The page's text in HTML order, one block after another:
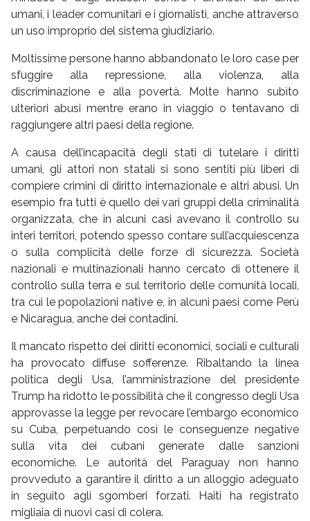
umani, i leader comunitari e i giornalisti, anche attraverso
un uso improprio del sistema giudiziario.
Moltissime persone hanno abbandonato le loro case per
sfuggire alla repressione, alla violenza, alla
discriminazione e alla povertà. Molte hanno subìto
ulteriori abusi mentre erano in viaggio o tentavano di
raggiungere altri paesi della regione.
A causa dell’incapacità degli stati di tutelare i diritti
umani, gli attori non statali si sono sentiti più liberi di
compiere crimini di diritto internazionale e altri abusi. Un
esempio fra tutti è quello dei vari gruppi della criminalità
organizzata, che in alcuni casi avevano il controllo su
interi territori, potendo spesso contare sull’acquiescenza
o sulla complicità delle forze di sicurezza. Società
nazionali e multinazionali hanno cercato di ottenere il
controllo sulla terra e sul territorio delle comunità locali,
tra cui le popolazioni native e, in alcuni paesi come Perù
e Nicaragua, anche dei contadini.
Il mancato rispetto dei diritti economici, sociali e culturali
ha provocato diffuse sofferenze. Ribaltando la linea
politica degli Usa, l’amministrazione del presidente
Trump ha ridotto le possibilità che il congresso degli Usa
approvasse la legge per revocare l’embargo economico
su Cuba, perpetuando così le conseguenze negative
sulla vita dei cubani generate dalle sanzioni
economiche. Le autorità del Paraguay non hanno
provveduto a garantire il diritto a un alloggio adeguato
in seguito agli sgomberi forzati. Haiti ha registrato
migliaia di nuovi casi di colera.